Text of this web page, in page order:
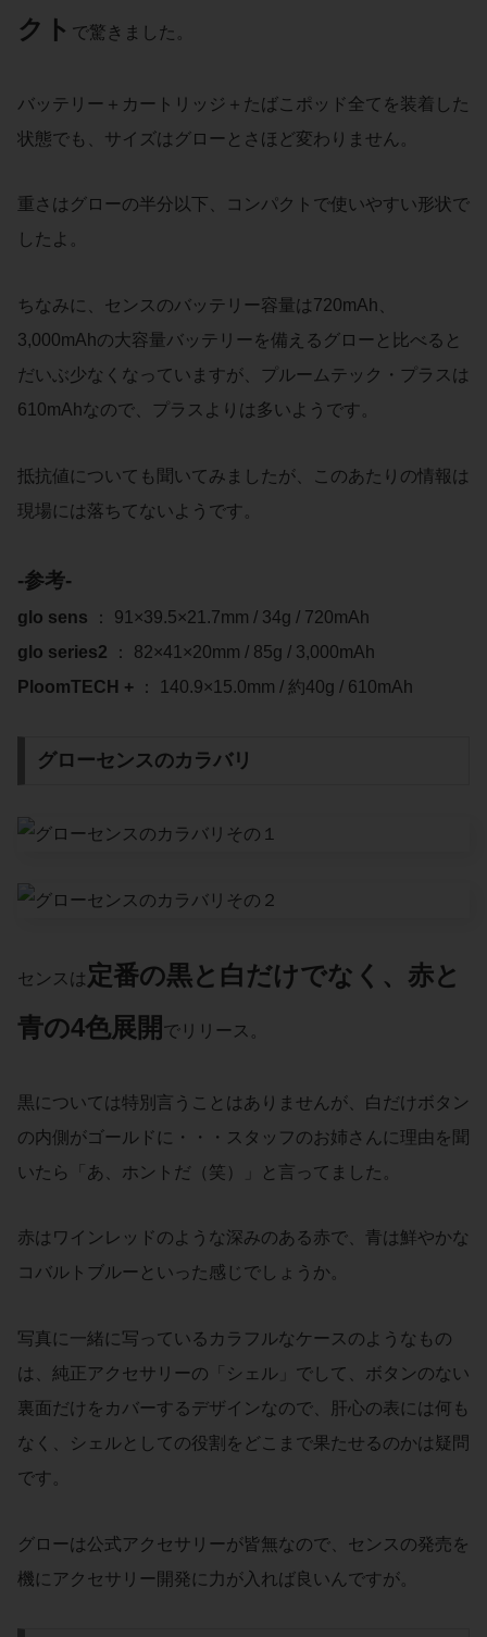
クト で驚きました。
バッテリー＋カートリッジ＋たばこポッド全てを装着した
状態でも、サイズはグローとさほど変わりません。
重さはグローの半分以下、コンパクトで使いやすい形状で
したよ。
ちなみに、センスのバッテリー容量は720mAh、
3,000mAhの大容量バッテリーを備えるグローと比べると
だいぶ少なくなっていますが、プルームテック・プラスは
610mAhなので、プラスよりは多いようです。
抵抗値についても聞いてみましたが、このあたりの情報は
現場には落ちてないようです。
-参考-
glo sens ： 91×39.5×21.7mm / 34g / 720mAh
glo series2 ： 82×41×20mm / 85g / 3,000mAh
PloomTECH + ： 140.9×15.0mm / 約40g / 610mAh
グローセンスのカラバリ
センスは 定番の黒と白だけでなく、赤と
青の4色展開 でリリース。
黒については特別言うことはありませんが、白だけボタン
の内側がゴールドに・・・スタッフのお姉さんに理由を聞
いたら「あ、ホントだ（笑）」と言ってました。
赤はワインレッドのような深みのある赤で、青は鮮やかな
コバルトブルーといった感じでしょうか。
写真に一緒に写っているカラフルなケースのようなもの
は、純正アクセサリーの「シェル」でして、ボタンのない
裏面だけをカバーするデザインなので、肝心の表には何も
なく、シェルとしての役割をどこまで果たせるのかは疑問
です。
グローは公式アクセサリーが皆無なので、センスの発売を
機にアクセサリー開発に力が入れば良いんですが。